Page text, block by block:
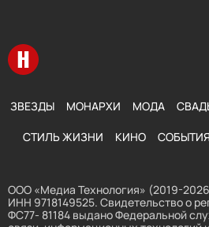
Перейти на главную
ЗВЕЗДЫ МОНАРХИ МОДА
СТИЛЬ ЖИЗНИ КИНО СОБЫТИЯ
ООО «Медиа Технология» (2019-
ИНН 9718149525. Свидетельство о
ФС77- 81184 выдано Федеральной